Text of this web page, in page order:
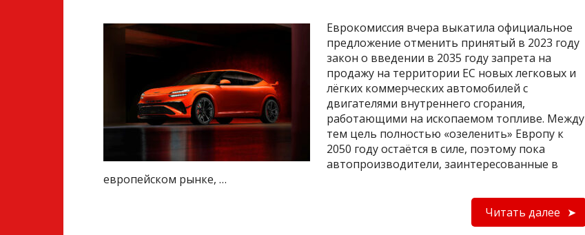
Еврокомиссия вчера выкатила официальное
предложение отменить принятый в 2023 году
закон о введении в 2035 году запрета на
продажу на территории ЕС новых легковых и
лёгких коммерческих автомобилей с
двигателями внутреннего сгорания,
работающими на ископаемом топливе. Между
тем цель полностью «озеленить» Европу к
2050 году остаётся в силе, поэтому пока
автопроизводители, заинтересованные в
европейском рынке, …
Читать далее